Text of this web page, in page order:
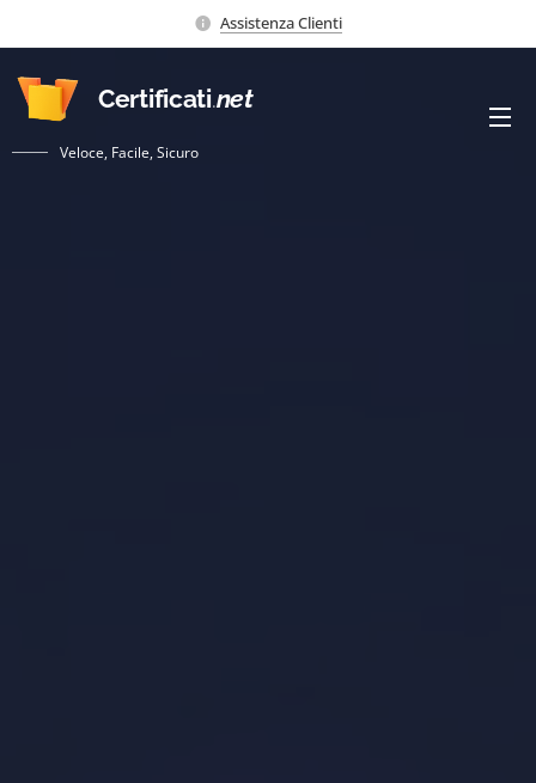
Assistenza Clienti
Certificati.net
Veloce, Facile, Sicuro